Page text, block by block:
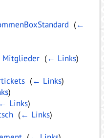
(←
Mitglieder‎ (← Links)
‎ (← Links)
)
Links)
‎ (← Links)